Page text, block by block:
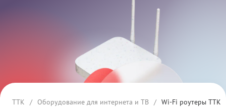
ТТК / Оборудование для интернета и ТВ / Wi-Fi роутеры ТТК